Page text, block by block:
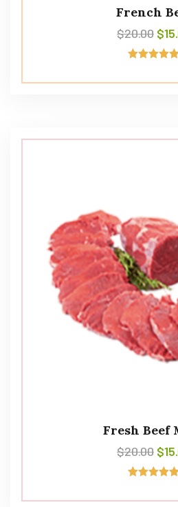
French
$20.00 $
de 5
Fresh Beef
$20.00 $
de 5